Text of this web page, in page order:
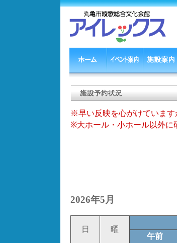
※早い反映を心がけています
※大ホール・小ホール以外に
2026年5月
日 曜
午前